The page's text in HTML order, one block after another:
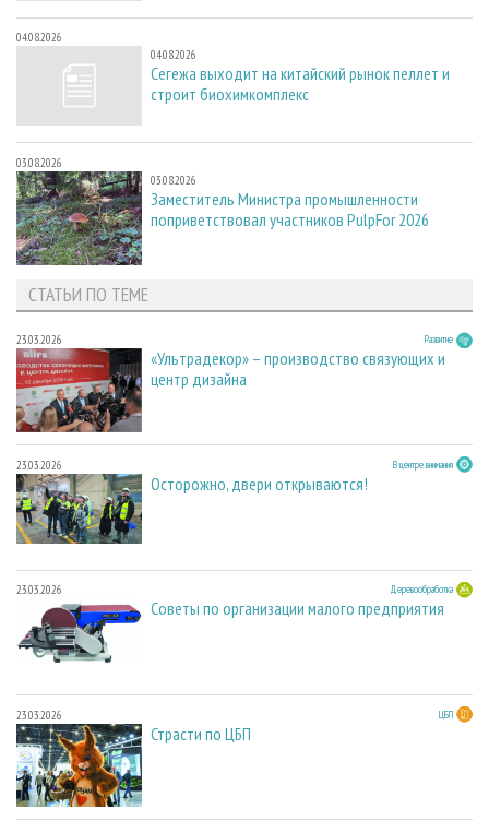
04.08.2026
04.08.2026
Сегежа выходит на китайский рынок пеллет и
строит биохимкомплекс
03.08.2026
03.08.2026
Заместитель Министра промышленности
поприветствовал участников PulpFor 2026
СТАТЬИ ПО ТЕМЕ
23.03.2026 Развитие
«Ультрадекор» – производство связующих и
центр дизайна
23.03.2026 В центре внимания
Осторожно, двери открываются!
23.03.2026 Деревообработка
Советы по организации малого предприятия
23.03.2026 ЦБП
Страсти по ЦБП